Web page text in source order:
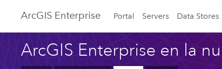
ArcGIS Enterprise Portal Servers Data Stores
ArcGIS Enterprise en la